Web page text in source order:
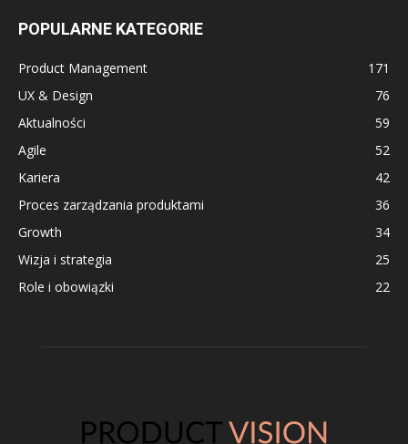
POPULARNE KATEGORIE
Product Management
171
UX & Design
76
Aktualności
59
Agile
52
Kariera
42
Proces zarządzania produktami
36
Growth
34
Wizja i strategia
25
Role i obowiązki
22